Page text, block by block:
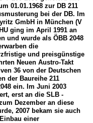
01.01.1968 zur DB 211
bei der DB. Im
GmbH in München (V
ging im April 1991 an
und wurde als ÖBB 2048
die
und preisgünstige
Neuen Austro-Takt
36 von der Deutschen
der Baureihe 211
ein. Im Juni 2003
erst an die SLB -
Dezember an diese
2007 bekam sie auch
einer